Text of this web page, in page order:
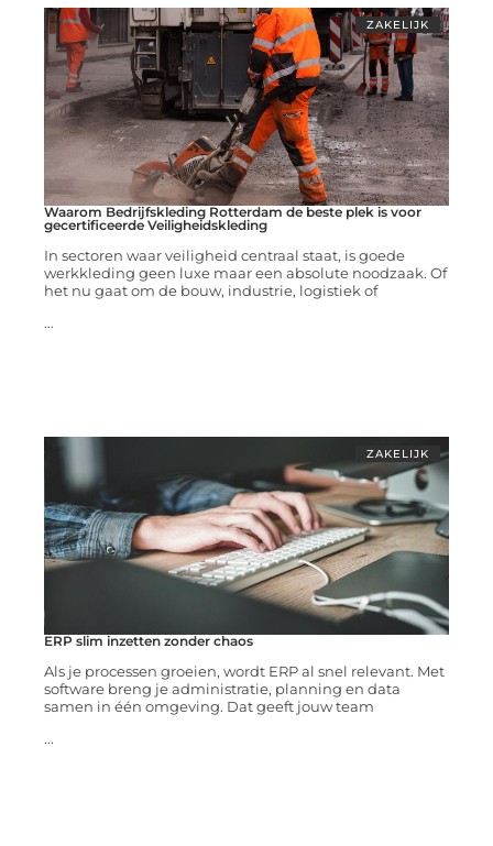
ZAKELIJK
Waarom Bedrijfskleding Rotterdam de beste plek is voor
gecertificeerde Veiligheidskleding
In sectoren waar veiligheid centraal staat, is goede
werkkleding geen luxe maar een absolute noodzaak. Of
het nu gaat om de bouw, industrie, logistiek of
...
ZAKELIJK
ERP slim inzetten zonder chaos
Als je processen groeien, wordt ERP al snel relevant. Met
software breng je administratie, planning en data
samen in één omgeving. Dat geeft jouw team
...